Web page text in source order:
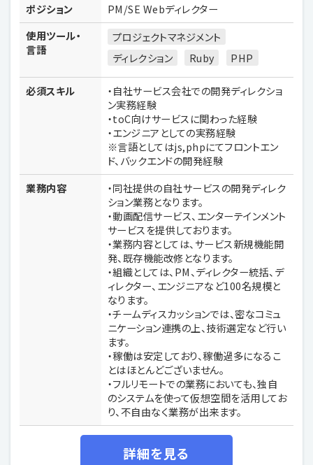
ポジション
PM/SE Webディレクター
使用ツール・
言語
プロジェクトマネジメント
ディレクション
Ruby PHP
必須スキル
・自社サービス会社での開発ディレクショ
ン実務経験
・toC向けサービスに関わった経験
・エンジニアとしての実務経験
※言語としてはjs,phpにてフロントエン
ド、バックエンドの開発経験
業務内容
・同社提供の自社サービスの開発ディレク
ション業務となります。
・動画配信サービス、エンターテインメント
サービスを提供しております。
・業務内容としては、サービス新規機能開
発、既存機能改修となります。
・組織としては、PM、ディレクター統括、デ
ィレクター、エンジニアなど100名規模と
なります。
・チームディスカッションでは、密なコミュ
ニケーション連携の上、技術選定など行い
ます。
・稼働は安定しており、稼働過多になるこ
とはほとんどございません。
・フルリモートでの業務においても、独自
のシステムを使って仮想空間を活用してお
り、不自由なく業務が出来ます。
詳細を見る